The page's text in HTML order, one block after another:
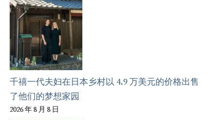
千禧一代夫妇在日本乡村以 4.9 万美元的价格出售
了他们的梦想家园
2026 年 8 月 8 日